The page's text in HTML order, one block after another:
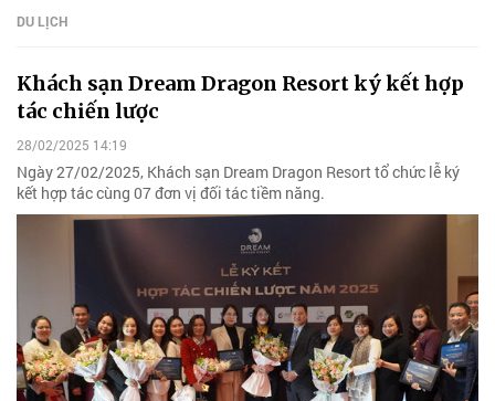
DU LỊCH
Khách sạn Dream Dragon Resort ký kết hợp
tác chiến lược
28/02/2025 14:19
Ngày 27/02/2025, Khách sạn Dream Dragon Resort tổ chức lễ ký
kết hợp tác cùng 07 đơn vị đối tác tiềm năng.